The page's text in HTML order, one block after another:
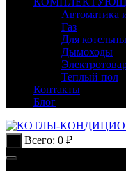
Автоматика
Газ
Для
Дымоходы
Теплый пол
Контакты
Блог
Всего: 0 ₽